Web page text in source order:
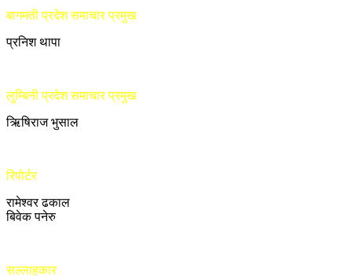
बागमती प्रदेश समाचार प्रमुख
प्रनिश थापा
लुम्बिनी प्रदेश समाचार प्रमुख
ऋिषिराज भुसाल
रिपोर्टर
रामेश्वर ढकाल
बिवेक पनेरु
सल्लाहकार